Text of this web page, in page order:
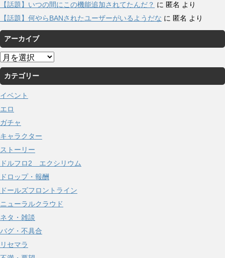
【話題】いつの間にこの機能追加されてたんだ？ に 匿名 より
【話題】何やらBANされたユーザーがいるようだな に 匿名 より
アーカイブ
ア
ー
カ
イ
ブ
カテゴリー
イベント
エロ
ガチャ
キャラクター
ストーリー
ドルフロ2 エクシリウム
ドロップ・報酬
ドールズフロントライン
ニューラルクラウド
ネタ・雑談
バグ・不具合
リセマラ